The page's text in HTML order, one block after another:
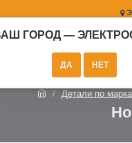
ГОРОД —
Детали по